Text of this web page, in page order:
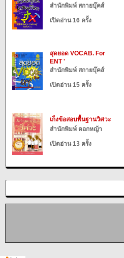
สำนักพิมพ์ สกายบุ๊คส์
เปิดอ่าน 16 ครั้ง
สุดยอด VOCAB. For
ENT '
สำนักพิมพ์ สกายบุ๊คส์
เปิดอ่าน 15 ครั้ง
เก็งข้อสอบพื้นฐานวิศวะ
สำนักพิมพ์ ดอกหญ้า
เปิดอ่าน 13 ครั้ง